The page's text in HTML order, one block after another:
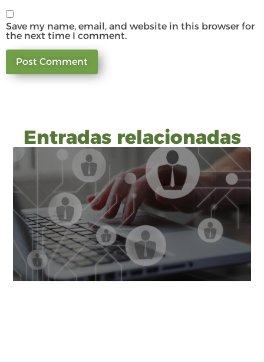
Save my name, email, and website in this browser for
the next time I comment.
Entradas relacionadas